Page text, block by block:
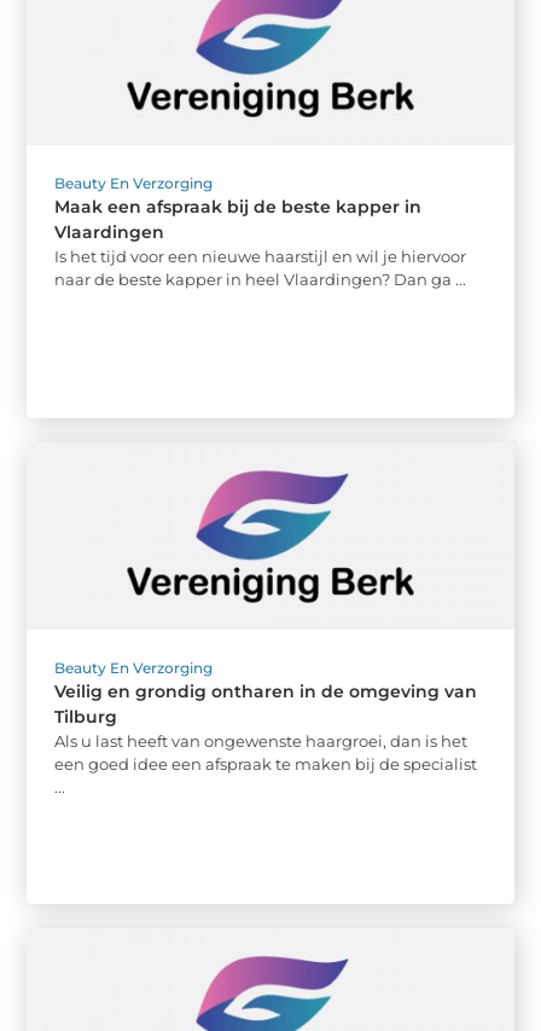
Beauty En Verzorging
Maak een afspraak bij de beste kapper in
Vlaardingen
Is het tijd voor een nieuwe haarstijl en wil je hiervoor
naar de beste kapper in heel Vlaardingen? Dan ga ...
Beauty En Verzorging
Veilig en grondig ontharen in de omgeving van
Tilburg
Als u last heeft van ongewenste haargroei, dan is het
een goed idee een afspraak te maken bij de specialist
...